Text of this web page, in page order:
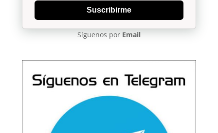
Suscribirme
Síguenos por Email